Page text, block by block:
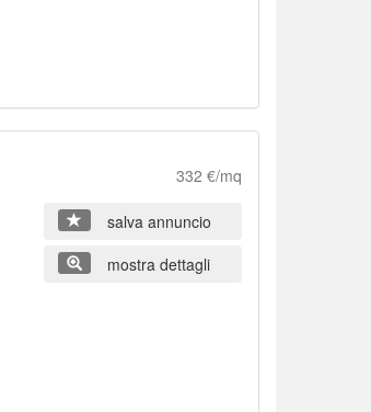
332 €/mq
salva annuncio
mostra dettagli